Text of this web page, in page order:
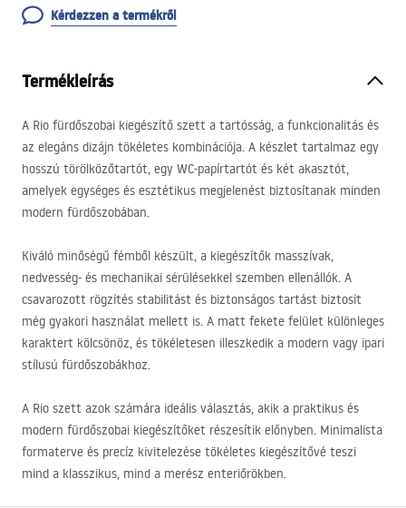
Kérdezzen a termékről
Termékleírás
A Rio fürdőszobai kiegészítő szett a tartósság, a funkcionalitás és
az elegáns dizájn tökéletes kombinációja. A készlet tartalmaz egy
hosszú törölközőtartót, egy WC-papírtartót és két akasztót,
amelyek egységes és esztétikus megjelenést biztosítanak minden
modern fürdőszobában.
Kiváló minőségű fémből készült, a kiegészítők masszívak,
nedvesség- és mechanikai sérülésekkel szemben ellenállók. A
csavarozott rögzítés stabilitást és biztonságos tartást biztosít
még gyakori használat mellett is. A matt fekete felület különleges
karaktert kölcsönöz, és tökéletesen illeszkedik a modern vagy ipari
stílusú fürdőszobákhoz.
A Rio szett azok számára ideális választás, akik a praktikus és
modern fürdőszobai kiegészítőket részesítik előnyben. Minimalista
formaterve és precíz kivitelezése tökéletes kiegészítővé teszi
mind a klasszikus, mind a merész enteriőrökben.